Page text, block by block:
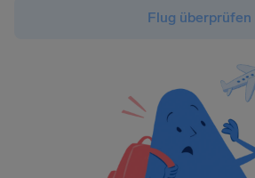
Flug überprüfen